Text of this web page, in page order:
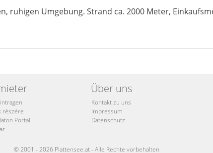
ruhigen Umgebung. Strand ca. 2000 Meter,
részére
Portal
Über uns
Kontakt zu uns
Impressum
Datenschutz
© 2001 - 2026 Plattensee.at - Alle Rechte vorbehalten